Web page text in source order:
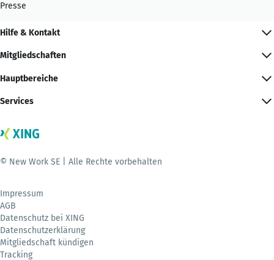
Presse
Hilfe & Kontakt
Mitgliedschaften
Hauptbereiche
Services
© New Work SE | Alle Rechte vorbehalten
Impressum
AGB
Datenschutz bei XING
Datenschutzerklärung
Mitgliedschaft kündigen
Tracking